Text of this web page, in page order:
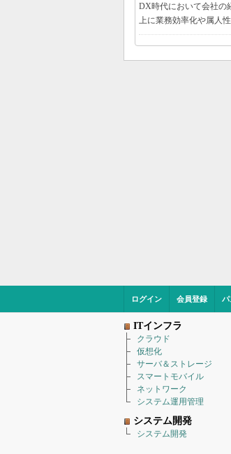
DX時代において会社の
上に業務効率化や属人
ログイン 会員登録 パ
ITインフラ
クラウド
仮想化
サーバ＆ストレージ
スマートモバイル
ネットワーク
システム運用管理
システム開発
システム開発